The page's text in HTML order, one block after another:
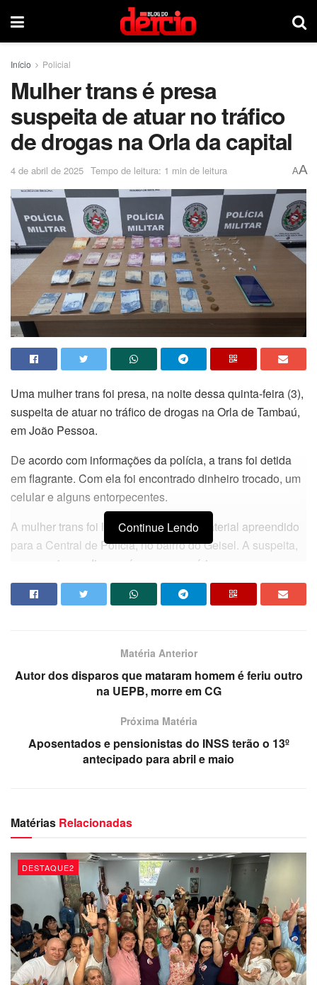
Início Policial
Mulher trans é presa
suspeita de atuar no tráfico
de drogas na Orla da capital
4 de abril de 2025 Tempo de leitura: 1 min de leitura AA
Uma mulher trans foi presa, na noite dessa quinta-feira (3),
suspeita de atuar no tráfico de drogas na Orla de Tambaú,
em João Pessoa.
De acordo com informações da polícia, a trans foi detida
em flagrante. Com ela foi encontrado dinheiro trocado, um
celular e alguns entorpecentes.
A mulher trans foi levada junto com o material apreendido
para a Central de Polícia, no bairro do Geisel. A suspeita,
nega o crime e diz que é apenas usuário.
Redação
Continue Lendo
Matéria Anterior
Autor dos disparos que mataram homem é feriu outro
na UEPB, morre em CG
Próxima Matéria
Aposentados e pensionistas do INSS terão o 13º
antecipado para abril e maio
Matérias Relacionadas
DESTAQUE2